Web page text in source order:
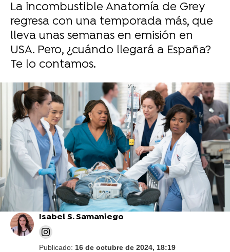
La incombustible Anatomía de Grey
regresa con una temporada más, que
lleva unas semanas en emisión en
USA. Pero, ¿cuándo llegará a España?
Te lo contamos.
Disney+
Eric Dane confiesa que lo "despidieron" de
Anatomía de Grey mientras luchaba contra
sus adicciones: "Yo no era el mismo"
Isabel S. Samaniego
Publicado: 16 de octubre de 2024, 18:19